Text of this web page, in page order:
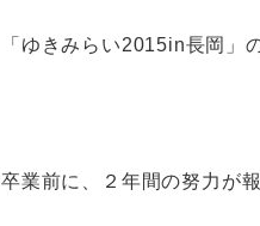
「ゆきみらい2015in長岡」
卒業前に、２年間の努力が